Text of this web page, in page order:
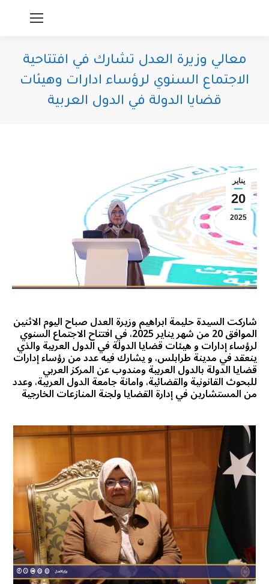
معالي وزيرة العدل تشارك في افتتاحية
الاجتماع السنوي لرؤساء ادارات وهيئات
قضايا الدولة في الدول العربية
يناير
20
2025
شاركت السيدة حليمة ابراهيم وزيرة العدل صباح اليوم الاثنين
الموافق 20 من شهر يناير 2025، في افتتاح الاجتماع السنوي
لرؤساء إدارات و هيئات قضايا الدولة في الدول العربية والذي
ينعقد في مدينة طرابلس، و يشارك فيه عدد من رؤساء إدارات
قضايا الدولة بالدول العربية ومندوب عن المركز العربي
للبحوث القانونية والقضائية، وامانة جامعة الدول العربية، وعدد
من المستشارين في إدارة القضايا ولجنة المنازعات الخارجية